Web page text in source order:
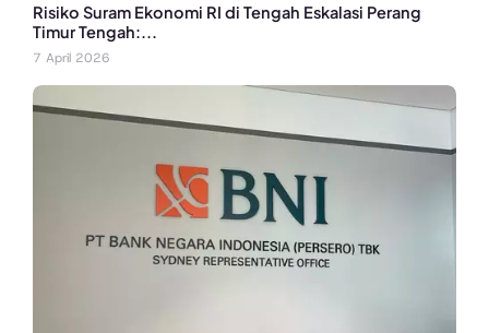
Risiko Suram Ekonomi RI di Tengah Eskalasi Perang
Timur Tengah:...
7 April 2026